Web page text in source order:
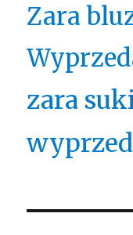
Zara
zara